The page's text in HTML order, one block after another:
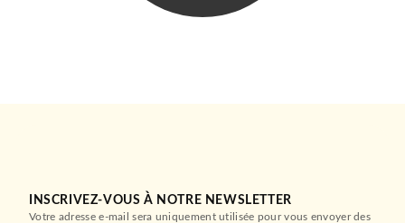
INSCRIVEZ-VOUS À NOTRE NEWSLETTER
Votre adresse e-mail sera uniquement utilisée pour vous envoyer des